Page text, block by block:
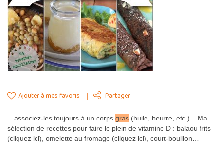
Ajouter à mes favoris Partager
…associez-les toujours à un corps gras (huile, beurre, etc.). Ma
sélection de recettes pour faire le plein de vitamine D : balaou frits
(cliquez ici), omelette au fromage (cliquez ici), court-bouillon…